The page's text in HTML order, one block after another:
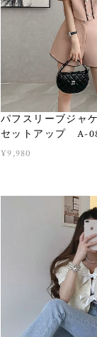
パフスリーブジャ
セットアップ A-
¥9,980